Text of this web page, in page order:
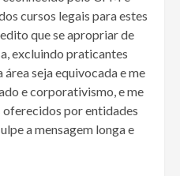
cursos legais para estes
que se apropriar de
excluindo praticantes
área sejaequivocada e me
e corporativismo, e me
oferecidos por entidades
a mensagem longa e